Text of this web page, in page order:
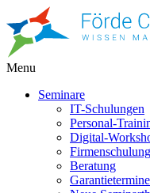
Menu
Seminare
IT-Schulungen
Personal-
Digital-
Firmenschulung
Beratung
Garantietermine